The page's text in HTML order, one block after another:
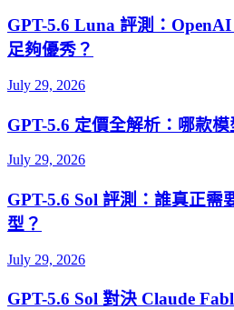
GPT-5.6 Luna 評測：
足夠優秀？
July 29, 2026
GPT-5.6 定價全解析：哪款
July 29, 2026
GPT-5.6 Sol 評測：誰真正需
型？
July 29, 2026
GPT-5.6 Sol 對決 Claude